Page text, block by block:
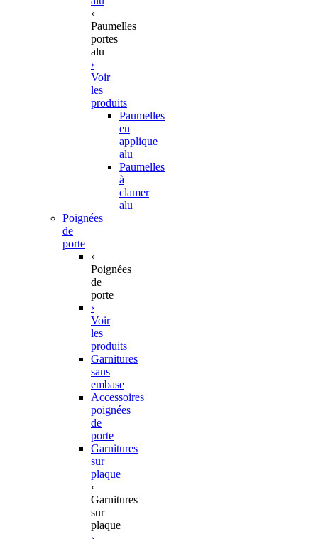
‹
Paumelles
portes
alu
›
Voir
les
produits
Paumelles
en
applique
alu
Paumelles
à
clamer
alu
Poignées
de
porte
‹
Poignées
de
porte
›
Voir
les
produits
Garnitures
sans
embase
Accessoires
poignées
de
porte
Garnitures
sur
plaque
‹
Garnitures
sur
plaque